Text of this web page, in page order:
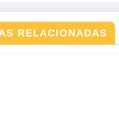
RELACIONADAS